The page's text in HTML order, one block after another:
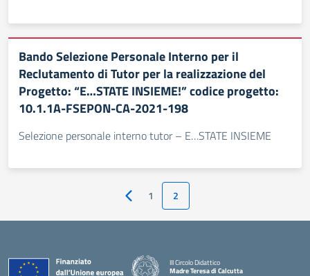
Bando Selezione Personale Interno per il
Reclutamento di Tutor per la realizzazione del
Progetto: “E…STATE INSIEME!” codice progetto:
10.1.1A-FSEPON-CA-2021-198
Selezione personale interno tutor – E…STATE INSIEME
Pagina precedente
1 2
III Circolo Didattico
Madre Teresa di Calcutta